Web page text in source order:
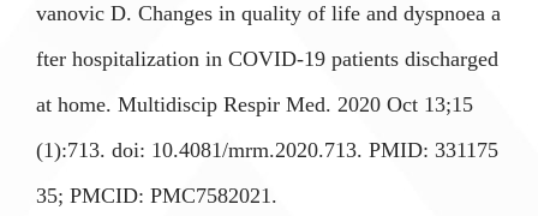
vanovic D. Changes in quality of life and dyspnoea a
fter hospitalization in COVID-19 patients discharged
at home. Multidiscip Respir Med. 2020 Oct 13;15
(1):713. doi: 10.4081/mrm.2020.713. PMID: 331175
35; PMCID: PMC7582021.